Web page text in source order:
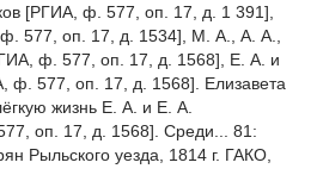
[РГИА, ф. 577, оп. 17, д. 1 391],
577, оп. 17, д. 1534], М. А., А. А.,
ф. 577, оп. 17, д. 1568], Е. А. и
ф. 577, оп. 17, д. 1568]. Елизавета
жизнь Е. А. и Е. А.
оп. 17, д. 1568]. Среди... 81:
Рыльского уезда, 1814 г. ГАКО,